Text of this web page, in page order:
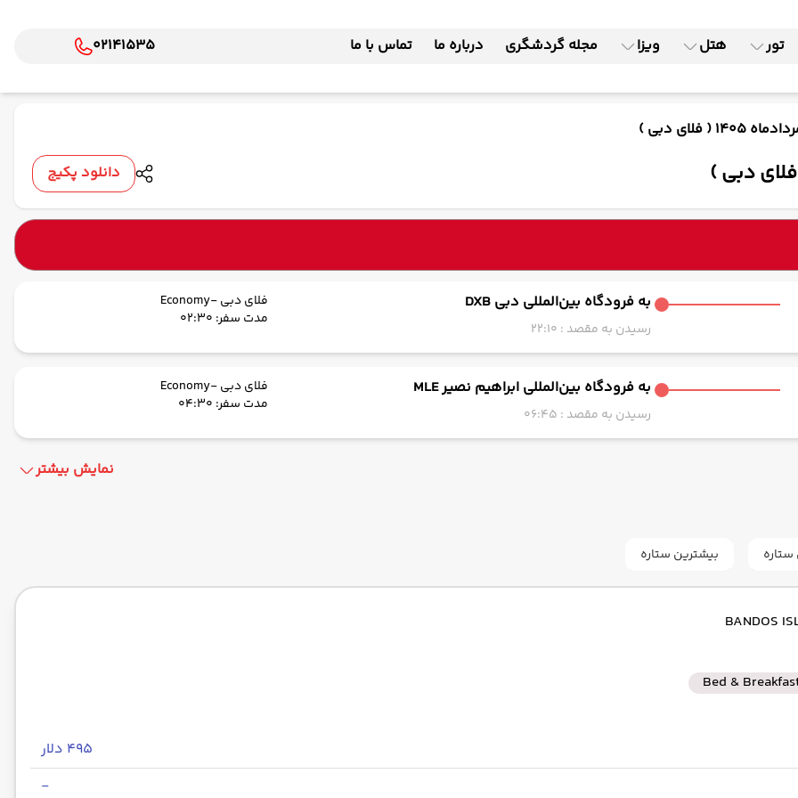
تور هتل ویزا مجله گردشگری درباره ما تماس با ما 02141535
دانلود پکیج
به فرودگاه بین‌المللی دبی DXB
رسیدن به مقصد : 22:10
فلای دبی -Economy
مدت سفر: 02:30
به فرودگاه بین‌المللی ابراهیم نصیر MLE
رسیدن به مقصد : 06:45
فلای دبی -Economy
مدت سفر: 04:30
به فرودگاه بین‌المللی امام خمینی IKA
رسیدن به مقصد : 18:25
نمایش بیشتر
بیشترین ستاره
Bed &
۴۹۵ دلار
-